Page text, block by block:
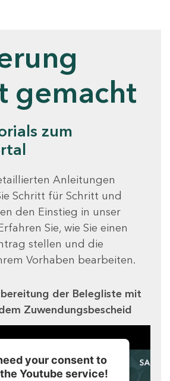
gemacht
zum
Anleitungen
Schritt für Schritt und
den Einstieg in unser
Sie, wie Sie einen
stellen und die
Vorhaben bearbeiten.
der Belegliste mit
Zuwendungsbescheid
your consent to
Youtube service!